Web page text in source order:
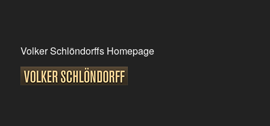
Volker Schlöndorffs Homepage